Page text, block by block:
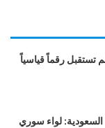
تستقبل رقماً قياسياً
لواء سوري